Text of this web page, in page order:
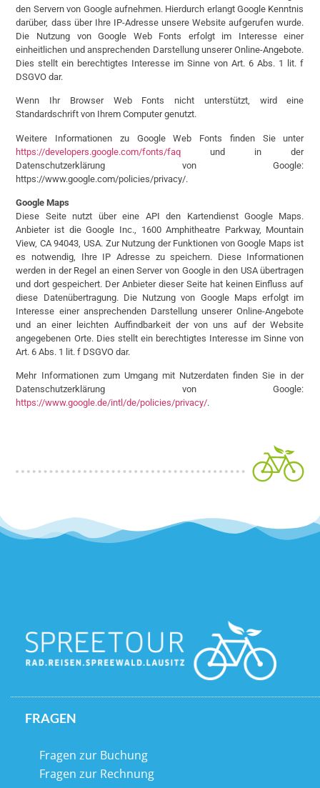
den Servern von Google aufnehmen. Hierdurch erlangt Google Kenntnis
darüber, dass über Ihre IP-Adresse unsere Website aufgerufen wurde.
Die Nutzung von Google Web Fonts erfolgt im Interesse einer
einheitlichen und ansprechenden Darstellung unserer Online-Angebote.
Dies stellt ein berechtigtes Interesse im Sinne von Art. 6 Abs. 1 lit. f
DSGVO dar.
Wenn Ihr Browser Web Fonts nicht unterstützt, wird eine
Standardschrift von Ihrem Computer genutzt.
Weitere Informationen zu Google Web Fonts finden Sie unter
https://developers.google.com/fonts/faq und in der
Datenschutzerklärung von Google:
https://www.google.com/policies/privacy/.
Google Maps
Diese Seite nutzt über eine API den Kartendienst Google Maps.
Anbieter ist die Google Inc., 1600 Amphitheatre Parkway, Mountain
View, CA 94043, USA. Zur Nutzung der Funktionen von Google Maps ist
es notwendig, Ihre IP Adresse zu speichern. Diese Informationen
werden in der Regel an einen Server von Google in den USA übertragen
und dort gespeichert. Der Anbieter dieser Seite hat keinen Einfluss auf
diese Datenübertragung. Die Nutzung von Google Maps erfolgt im
Interesse einer ansprechenden Darstellung unserer Online-Angebote
und an einer leichten Auffindbarkeit der von uns auf der Website
angegebenen Orte. Dies stellt ein berechtigtes Interesse im Sinne von
Art. 6 Abs. 1 lit. f DSGVO dar.
Mehr Informationen zum Umgang mit Nutzerdaten finden Sie in der
Datenschutzerklärung von Google:
https://www.google.de/intl/de/policies/privacy/.
FRAGEN
Fragen zur Buchung
Fragen zur Rechnung